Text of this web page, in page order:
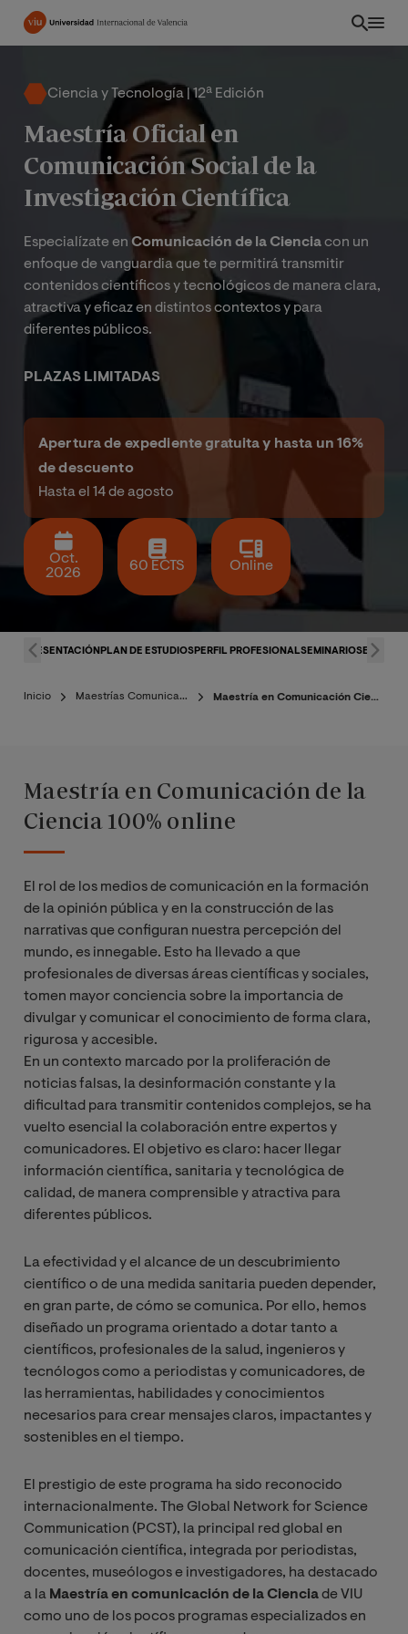
Pasar
Ciencia y Tecnología | 12ª Edición
Maestría Oficial en
Comunicación Social de la
Investigación Científica
Especialízate en Comunicación de la Cienciacon un
enfoque de vanguardia que te permitirá transmitir
contenidos científicos y tecnológicos de manera clara,
atractiva y eficaz en distintos contextos y para
diferentes públicos.
PLAZAS LIMITADAS
Oct.
2026
60 ECTS Online
Apertura de expediente gratuita y hasta un 16%
de descuento
Hasta el 14 de agosto
PRESENTACIÓN PLAN DE ESTUDIOSPERFIL PROFESIONALSEMINARIOSEQUIPO
Inicio Maestrías Comunicación Maestría en Comunicación Científica
Maestría en Comunicación de la
Ciencia 100% online
El rol de los medios de comunicación en la formación
de la opinión pública y en la construcción de las
narrativas que configuran nuestra percepción del
mundo, es innegable. Esto ha llevado a que
profesionales de diversas áreas científicas y sociales,
tomen mayor conciencia sobre la importancia de
divulgar y comunicar el conocimiento de forma clara,
rigurosa y accesible.
En un contexto marcado por la proliferación de
noticias falsas, la desinformación constante y la
dificultad para transmitir contenidos complejos, se ha
vuelto esencial la colaboración entre expertos y
comunicadores. El objetivo es claro: hacer llegar
información científica, sanitaria y tecnológica de
calidad, de manera comprensible y atractiva para
diferentes públicos.
La efectividad y el alcance de un descubrimiento
científico o de una medida sanitaria pueden depender,
en gran parte, de cómo se comunica. Por ello, hemos
diseñado un programa orientado a dotar tanto a
científicos, profesionales de la salud, ingenieros y
tecnólogos como a periodistas y comunicadores, de
las herramientas, habilidades y conocimientos
necesarios para crear mensajes claros, impactantes y
sostenibles en el tiempo.
El prestigio de este programa ha sido reconocido
internacionalmente. The Global Network for Science
Communication (PCST), la principal red global en
comunicación científica, integrada por periodistas,
docentes, museólogos e investigadores, ha destacado
a la Maestría en comunicación de la Cienciade VIU
como uno de los pocos programas especializados en